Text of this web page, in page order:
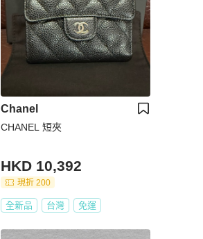
Chanel
CHANEL 短夾
HKD 10,392
現折 200
全新品 台灣 免運